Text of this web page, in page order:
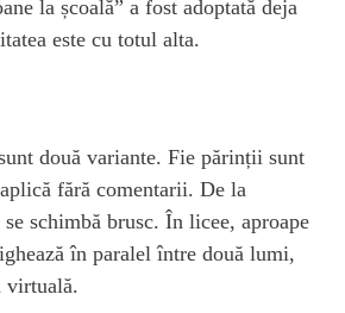
la școală” a fost adoptată deja
este cu totul alta.
două variante. Fie părinții sunt
fără comentarii. De la
schimbă brusc. În licee, aproape
în paralel între două lumi,
virtuală.